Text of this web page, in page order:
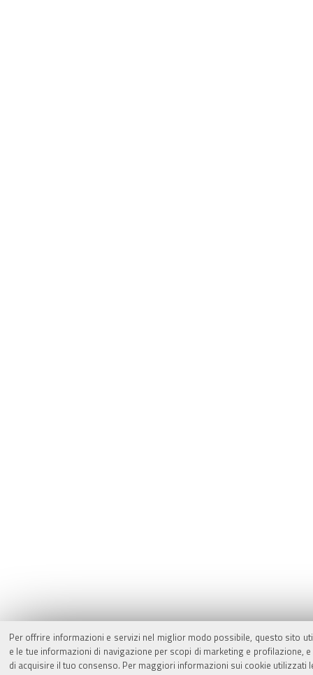
Per offrire informazioni e servizi nel miglior modo possibile, questo sito
e le tue informazioni di navigazione per scopi di marketing e
di acquisire il tuo consenso. Per maggiori informazioni sui cookie utilizzati